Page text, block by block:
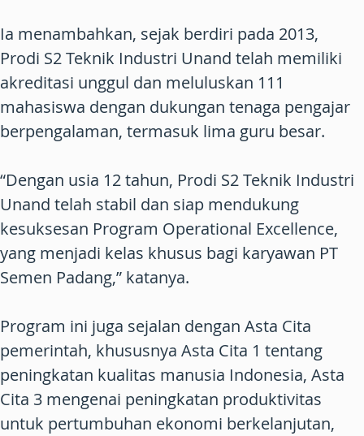
Ia menambahkan, sejak berdiri pada 2013,
Prodi S2 Teknik Industri Unand telah memiliki
akreditasi unggul dan meluluskan 111
mahasiswa dengan dukungan tenaga pengajar
berpengalaman, termasuk lima guru besar.
“Dengan usia 12 tahun, Prodi S2 Teknik Industri
Unand telah stabil dan siap mendukung
kesuksesan Program Operational Excellence,
yang menjadi kelas khusus bagi karyawan PT
Semen Padang,” katanya.
Program ini juga sejalan dengan Asta Cita
pemerintah, khususnya Asta Cita 1 tentang
peningkatan kualitas manusia Indonesia, Asta
Cita 3 mengenai peningkatan produktivitas
untuk pertumbuhan ekonomi berkelanjutan,